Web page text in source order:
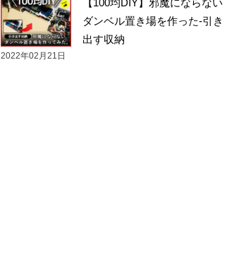
【100均DIY】邪魔にならない
ダンベル置き場を作った-引き
出す収納
2022年02月21日